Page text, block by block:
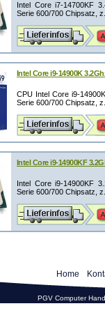
Intel Core i7-14700KF
Serie 600/700 Chipsatz,
Intel Core i9-14900K
CPU Intel Core i9-
Serie 600/700 Chipsatz,
Intel Core i9-14900KF
Intel Core i9-14900KF
Serie 600/700 Chipsatz,
Home
PGV Computer